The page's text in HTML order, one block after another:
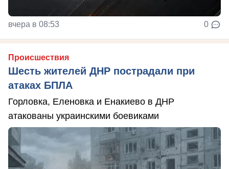
вчера в 08:53 0
Происшествия
Шесть жителей ДНР пострадали при
атаках БПЛА
Горловка, Еленовка и Енакиево в ДНР
атакованы украинскими боевиками